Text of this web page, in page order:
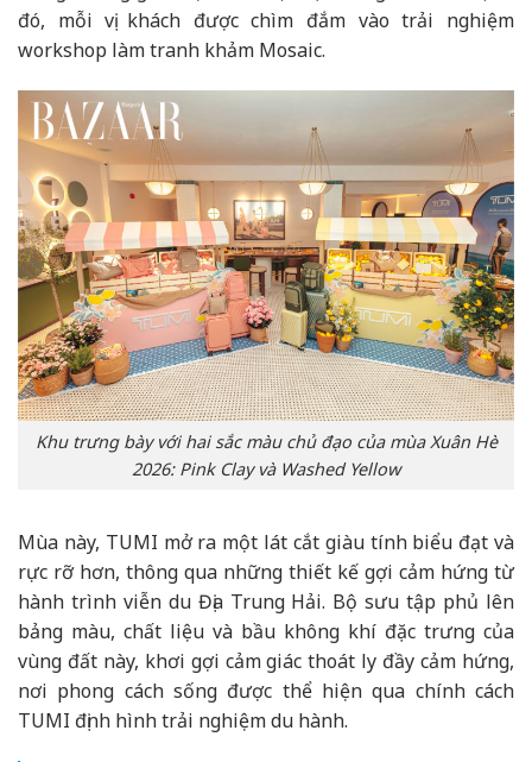
đó, mỗi vị khách được chìm đắm vào trải nghiệm
workshop làm tranh khảm Mosaic.
Khu trưng bày với hai sắc màu chủ đạo của mùa Xuân Hè
2026: Pink Clay và Washed Yellow
Mùa này, TUMI mở ra một lát cắt giàu tính biểu đạt và
rực rỡ hơn, thông qua những thiết kế gợi cảm hứng từ
hành trình viễn du Địa Trung Hải. Bộ sưu tập phủ lên
bảng màu, chất liệu và bầu không khí đặc trưng của
vùng đất này, khơi gợi cảm giác thoát ly đầy cảm hứng,
nơi phong cách sống được thể hiện qua chính cách
TUMI định hình trải nghiệm du hành.